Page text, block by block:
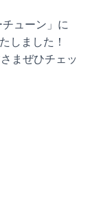
ューン」に
しました！
まぜひチェッ